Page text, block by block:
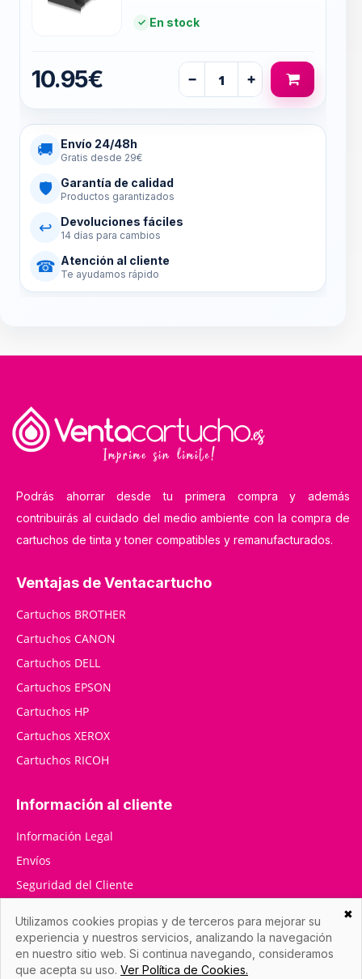
En stock
10.95€ − +
🚚 Envío 24/48h
Gratis desde 29€
🛡 Garantía de calidad
Productos garantizados
↩ Devoluciones fáciles
14 días para cambios
☎ Atención al cliente
Te ayudamos rápido
Podrás ahorrar desde tu primera compra y además
contribuirás al cuidado del medio ambiente con la compra de
cartuchos de tinta y toner compatibles y remanufacturados.
Ventajas de Ventacartucho
Cartuchos BROTHER
Cartuchos CANON
Cartuchos DELL
Cartuchos EPSON
Cartuchos HP
Cartuchos XEROX
Cartuchos RICOH
Información al cliente
Información Legal
Envíos
Seguridad del Cliente
Contáctenos
✖
Utilizamos cookies propias y de terceros para mejorar su
experiencia y nuestros servicios, analizando la navegación
en nuestro sitio web. Si continua navegando, consideramos
que acepta su uso. Ver Política de Cookies.